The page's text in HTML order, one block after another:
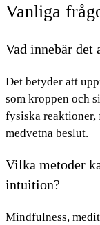
Vanliga
Vad innebär det
Det betyder att
som kroppen och
fysiska reaktioner,
medvetna beslut.
Vilka metoder
intuition?
Mindfulness,